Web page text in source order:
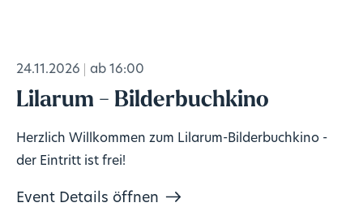
24.11.2026 ab 16:00
Lilarum - Bilderbuchkino
Herzlich Willkommen zum Lilarum-Bilderbuchkino -
der Eintritt ist frei!
Event Details öffnen